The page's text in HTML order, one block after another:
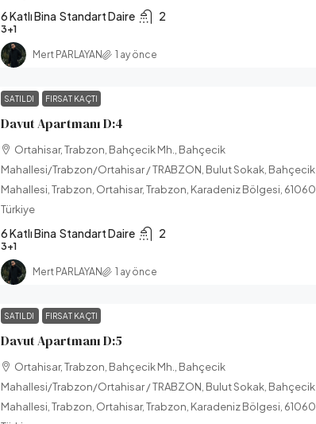
6 Katlı Bina Standart Daire 2
3+1
Mert PARLAYAN 1 ay önce
SATILDI FIRSAT KAÇTI
Davut Apartmanı D:4
Ortahisar, Trabzon, Bahçecik Mh., Bahçecik
Mahallesi/Trabzon/Ortahisar / TRABZON, Bulut Sokak, Bahçecik
Mahallesi, Trabzon, Ortahisar, Trabzon, Karadeniz Bölgesi, 61060,
Türkiye
6 Katlı Bina Standart Daire 2
3+1
Mert PARLAYAN 1 ay önce
SATILDI FIRSAT KAÇTI
Davut Apartmanı D:5
Ortahisar, Trabzon, Bahçecik Mh., Bahçecik
Mahallesi/Trabzon/Ortahisar / TRABZON, Bulut Sokak, Bahçecik
Mahallesi, Trabzon, Ortahisar, Trabzon, Karadeniz Bölgesi, 61060,